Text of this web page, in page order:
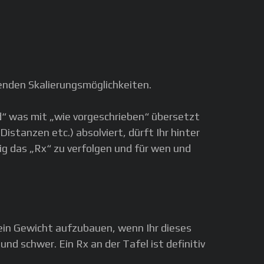
Skalierungsmöglichkeiten.
was mit „wie vorgeschrieben“ übersetzt
etc.) absolviert, dürft Ihr hinter
„Rx“ zu verfolgen und für wen und
Gewicht aufzubauen, wenn Ihr dieses
schwer. Ein Rx an der Tafel ist definitiv